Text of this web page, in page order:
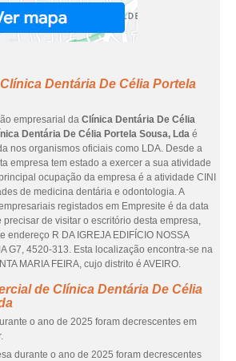
Dentária De Célia Portela
empresarial da Clínica Dentária De Célia
Dentária De Célia Portela Sousa, Lda é
nos organismos oficiais como LDA. Desde a
empresa tem estado a exercer a sua atividade
ocupação da empresa é a atividade CINI
de medicina dentária e odontologia. A
registados em Empresite é da data
precisar de visitar o escritório desta empresa,
endereço R DA IGREJA EDIFÍCIO NOSSA
G7, 4520-313. Esta localização encontra-se na
MARIA FEIRA, cujo distrito é AVEIRO.
de Clínica Dentária De Célia
o ano de 2025 foram decrescentes em
durante o ano de 2025 foram decrescentes